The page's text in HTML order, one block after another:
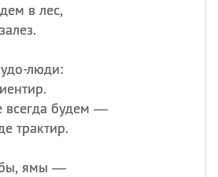
в лес,
люди:
всегда будем —
трактир.
ямы —
Посмотреть значение
происхождение